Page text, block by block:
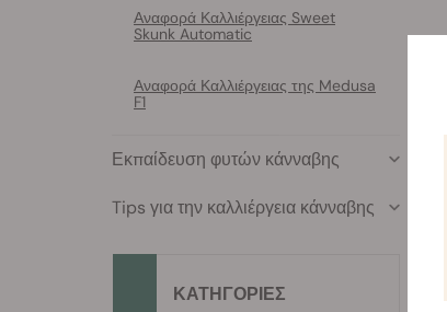
Αναφορά Καλλιέργειας Sweet
Skunk Automatic
Αναφορά Καλλιέργειας της Medusa
F1
Εκπαίδευση φυτών κάνναβης
Tips για την καλλιέργεια κάνναβης
ΚΑΤΗΓΟΡΙΕΣ